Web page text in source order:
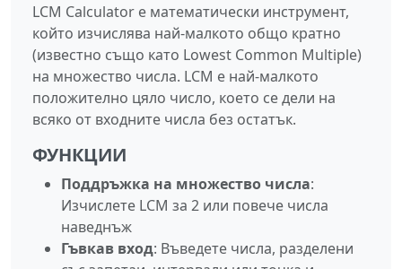
LCM Calculator е математически инструмент,
който изчислява най-малкото общо кратно
(известно също като Lowest Common Multiple)
на множество числа. LCM е най-малкото
положително цяло число, което се дели на
всяко от входните числа без остатък.
ФУНКЦИИ
Поддръжка на множество числа:
Изчислете LCM за 2 или повече числа
наведнъж
Гъвкав вход: Въведете числа, разделени